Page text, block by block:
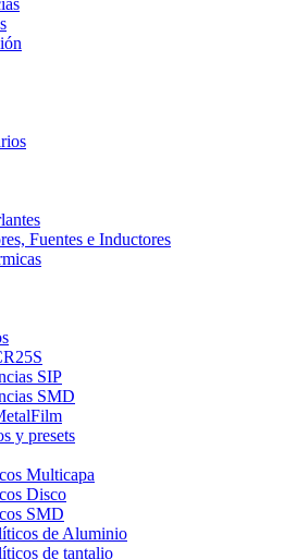
Fuentes e Inductores
SIP
SMD
y presets
Multicapa
Disco
SMD
de Aluminio
de tantalio